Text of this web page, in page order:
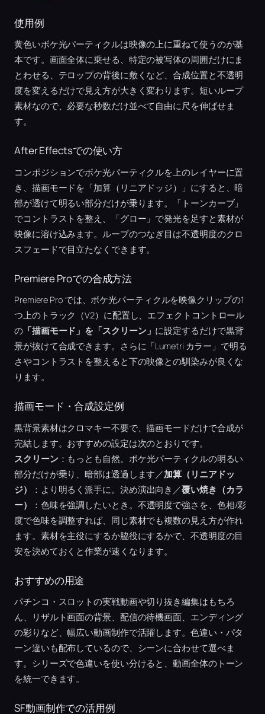
使用例
黄色いボケ光パーティクルは映像の上に重ねて使うのが基
本です。画面全体に乗せる、特定の被写体の周囲だけにま
とわせる、テロップの背後に敷くなど、合成位置と不透明
度を変えるだけで見え方が大きく変わります。短いループ
素材なので、必要な秒数だけ並べて自由に尺を伸ばせま
す。
After Effectsでの使い方
コンポジションでボケ光パーティクルを上のレイヤーに置
き、描画モードを「加算（リニアドッジ）」にすると、暗
部が透けて明るい部分だけが乗ります。「トーンカーブ」
でコントラストを整え、「グロー」で発光を足すと素材が
映像に溶け込みます。ループのつなぎ目は不透明度のクロ
スフェードで目立たなくできます。
Premiere Proでの合成方法
Premiere Pro では、ボケ光パーティクルを映像クリップの1
つ上のトラック（V2）に配置し、エフェクトコントロール
の「描画モード」を「スクリーン」 に設定するだけで黒背
景が抜けて合成できます。さらに「Lumetri カラー」で明る
さやコントラストを整えると下の映像との馴染みが良くな
ります。
描画モード・合成設定例
黒背景素材はクロマキー不要で、描画モードだけで合成が
完結します。おすすめの設定は次のとおりです。
スクリーン：もっとも自然。ボケ光パーティクルの明るい
部分だけが乗り、暗部は透過します／加算（リニアドッ
ジ）
：より明るく派手に。決め演出向き／覆い焼き（カラ
ー）
：色味を強調したいとき。不透明度で強さを、色相/彩
度で色味を調整すれば、同じ素材でも複数の見え方が作れ
ます。素材を主役にするか脇役にするかで、不透明度の目
安を決めておくと作業が速くなります。
おすすめの用途
パチンコ・スロットの実戦動画や切り抜き編集はもちろ
ん、リザルト画面の背景、配信の待機画面、エンディング
の彩りなど、幅広い動画制作で活躍します。色違い・パタ
ーン違いも配布しているので、シーンに合わせて選べま
す。シリーズで色違いを使い分けると、動画全体のトーン
を統一できます。
SF動画制作での活用例